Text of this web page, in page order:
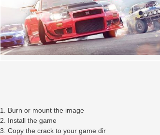
1. Burn or mount the image
2. Install the game
3. Copy the crack to your game dir